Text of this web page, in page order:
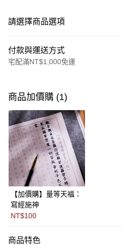
請選擇商品選項
付款與運送方式
宅配滿NT$1,000免運
信用卡一次付款
LINE Pay
Apple Pay
街口支付
悠遊付
Google Pay
全盈+PAY
相關說明
商品加價購 (1)
【加價購】量等天福：
寫經施神
NT$100
商品特色